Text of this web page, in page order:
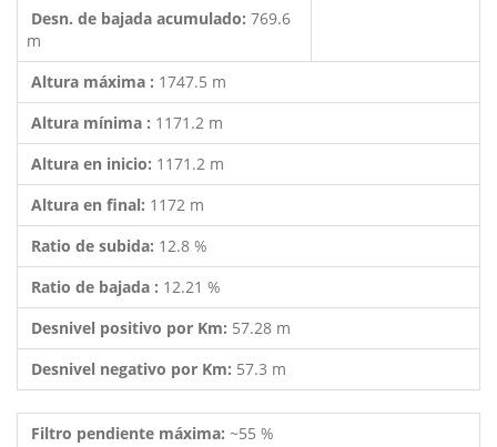
Desn. de bajada acumulado: 769.6
m
Altura máxima : 1747.5 m
Altura mínima : 1171.2 m
Altura en inicio: 1171.2 m
Altura en final: 1172 m
Ratio de subida: 12.8 %
Ratio de bajada : 12.21 %
Desnivel positivo por Km: 57.28 m
Desnivel negativo por Km: 57.3 m
Filtro pendiente máxima: ~55 %